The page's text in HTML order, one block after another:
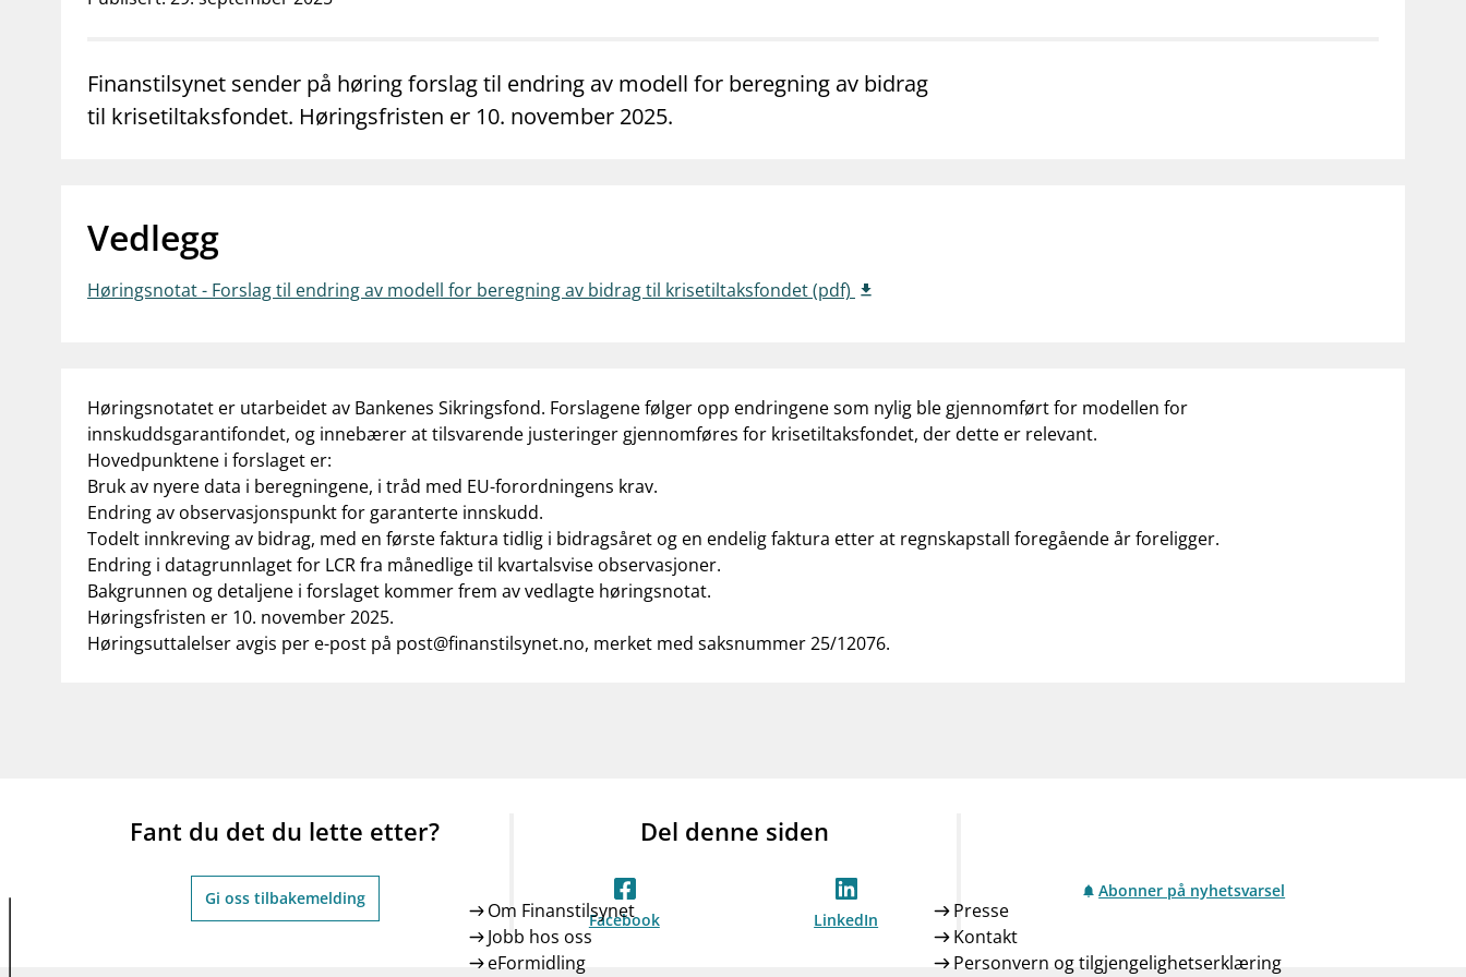
Forbrukerinformasjon
Finanstilsynet sender på høring forslag til endring av modell for beregning av bidrag
til krisetiltaksfondet. Høringsfristen er 10. november 2025.
Vedlegg
Høringsnotat - Forslag til endring av modell for beregning av bidrag til krisetiltaksfondet (pdf)
Høringsnotatet er utarbeidet av Bankenes Sikringsfond. Forslagene følger opp endringene som nylig ble gjennomført for modellen for
innskuddsgarantifondet, og innebærer at tilsvarende justeringer gjennomføres for krisetiltaksfondet, der dette er relevant.
Hovedpunktene i forslaget er:
Bruk av nyere data i beregningene, i tråd med EU-forordningens krav.
Endring av observasjonspunkt for garanterte innskudd.
Todelt innkreving av bidrag, med en første faktura tidlig i bidragsåret og en endelig faktura etter at regnskapstall foregående år foreligger.
Endring i datagrunnlaget for LCR fra månedlige til kvartalsvise observasjoner.
Bakgrunnen og detaljene i forslaget kommer frem av vedlagte høringsnotat.
Høringsfristen er 10. november 2025.
Høringsuttalelser avgis per e-post på post@finanstilsynet.no, merket med saksnummer 25/12076.
Fant du det du lette etter?
Gi oss tilbakemelding
Del denne siden
Facebook LinkedIn
Abonner på nyhetsvarsel
Om Finanstilsynet
Presse
Jobb hos oss
Kontakt
eFormidling
Personvern og tilgjengelighetserklæring